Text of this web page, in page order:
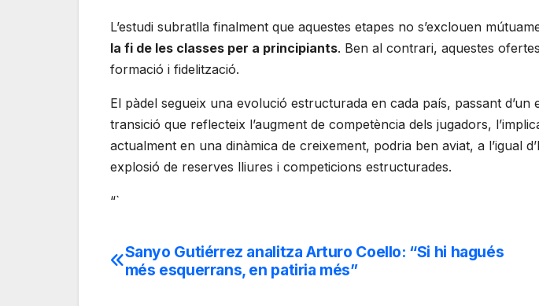
L’estudi subratlla finalment que aquestes etapes no s’exclouen
la fi de les classes per a principiants. Ben al contrari, aquestes
formació i fidelització.
El pàdel segueix una evolució estructurada en cada país, passant
transició que reflecteix l’augment de competència dels jugadors,
actualment en una dinàmica de creixement, podria ben aviat, a l’igual
explosió de reserves lliures i competicions estructurades.
“`
Navegación
Sanyo Gutiérrez analitza Arturo Coello: “Si hi hagués
més esquerrans, en patiria més”